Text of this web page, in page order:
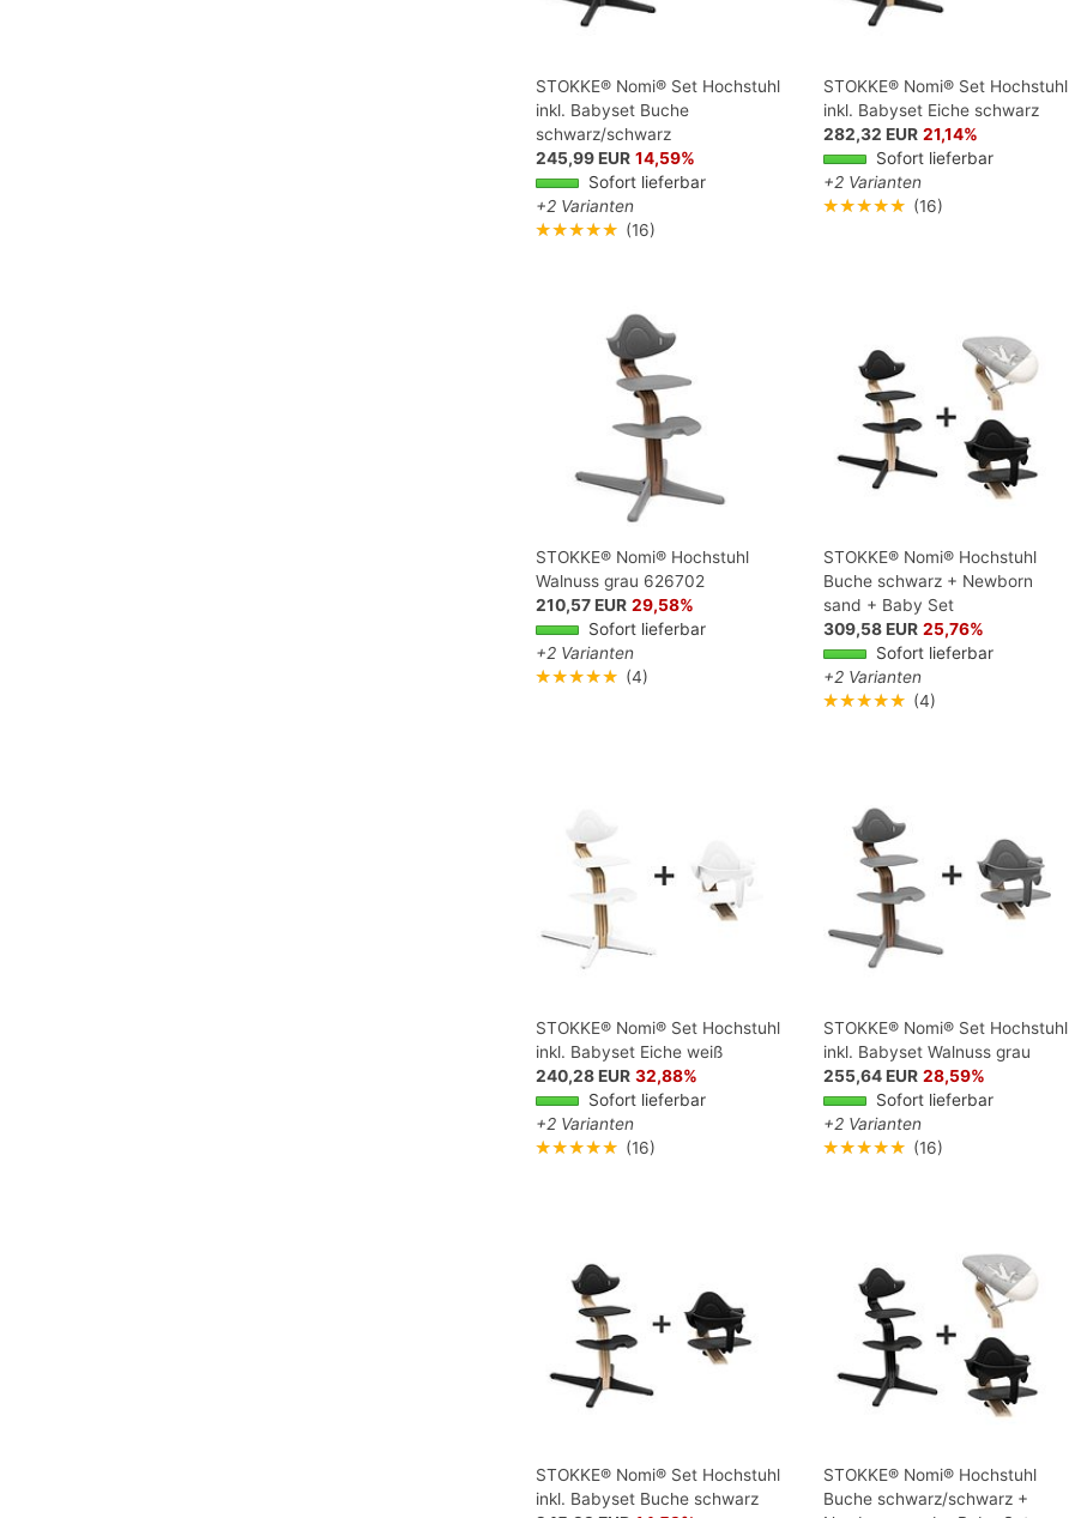
STOKKE® Nomi® Set Hochstuhl
inkl. Babyset Buche
schwarz/schwarz
245,99 EUR 14,59%
Sofort lieferbar
+2 Varianten
★★★★★ (16)
STOKKE® Nomi® Set Hochstuhl
inkl. Babyset Eiche schwarz
282,32 EUR 21,14%
Sofort lieferbar
+2 Varianten
★★★★★ (16)
STOKKE® Nomi® Hochstuhl
Walnuss grau 626702
210,57 EUR 29,58%
Sofort lieferbar
+2 Varianten
★★★★★ (4)
STOKKE® Nomi® Hochstuhl
Buche schwarz + Newborn
sand + Baby Set
309,58 EUR 25,76%
Sofort lieferbar
+2 Varianten
★★★★★ (4)
STOKKE® Nomi® Set Hochstuhl
inkl. Babyset Eiche weiß
240,28 EUR 32,88%
Sofort lieferbar
+2 Varianten
★★★★★ (16)
STOKKE® Nomi® Set Hochstuhl
inkl. Babyset Walnuss grau
255,64 EUR 28,59%
Sofort lieferbar
+2 Varianten
★★★★★ (16)
STOKKE® Nomi® Set Hochstuhl
inkl. Babyset Buche schwarz
STOKKE® Nomi® Hochstuhl
Buche schwarz/schwarz +